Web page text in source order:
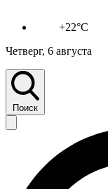
+22°C
Четверг, 6 августа
Поиск